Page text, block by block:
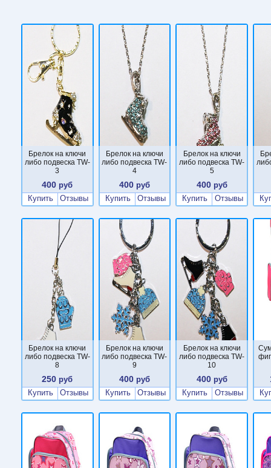
Брелок на ключи
либо подвеска TW-
3
400 руб
Купить
Отзывы
Брелок на ключи
либо подвеска TW-
4
400 руб
Купить
Отзывы
Брелок на ключи
либо подвеска TW-
5
400руб
Купить
Отзывы
Брелок на ключи
либо подвеска TW-
8
250 руб
Купить
Отзывы
Брелок на ключи
либо подвеска TW-
9
400 руб
Купить
Отзывы
Брелок на ключи
либо подвеска TW-
10
400руб
Купить
Отзывы